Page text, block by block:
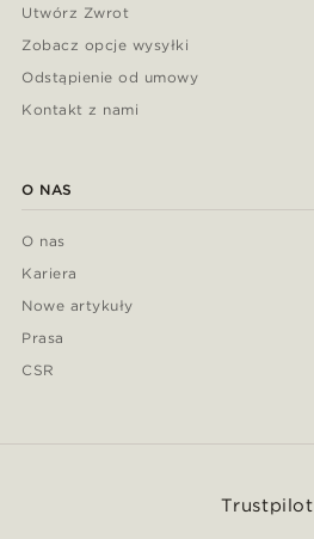
Utwórz Zwrot
Zobacz opcje wysyłki
Odstąpienie od umowy
Kontakt z nami
O NAS
O nas
Kariera
Nowe artykuły
Prasa
CSR
Trustpilot